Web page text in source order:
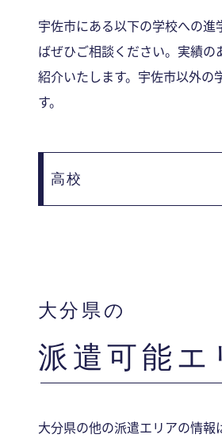
宇佐市にある以下の学校への進
ばぜひご相談ください。実績の
紹介いたします。宇佐市以外の
す。
高校
■ 柳ヶ浦高等学校
大分県の
派遣可能エ
大分県の他の派遣エリアの情報